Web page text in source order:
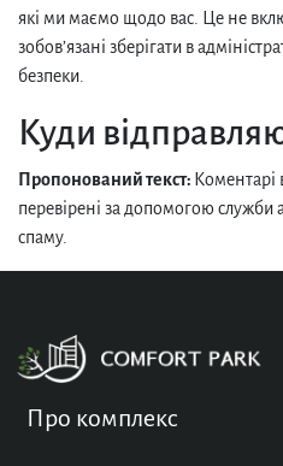
які ми маємо щодо вас. Це не
зобов’язані зберігати в
безпеки.
Куди
Пропонований текст: Коментарі
перевірені за допомогою служби
спаму.
Про комплекс